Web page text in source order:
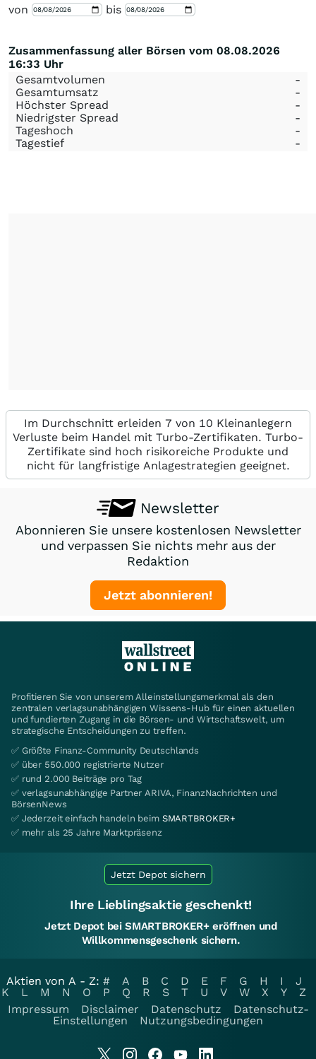
von
bis
Zusammenfassung aller Börsen vom 08.08.2026
16:33 Uhr
Gesamtvolumen
-
Gesamtumsatz
-
Höchster Spread
-
Niedrigster Spread
-
Tageshoch
-
Tagestief
-
Im Durchschnitt erleiden 7 von 10 Kleinanlegern
Verluste beim Handel mit Turbo-Zertifikaten. Turbo-
Zertifikate sind hoch risikoreiche Produkte und
nicht für langfristige Anlagestrategien geeignet.
Newsletter
Abonnieren Sie unsere kostenlosen Newsletter
und verpassen Sie nichts mehr aus der
Redaktion
Jetzt abonnieren!
Profitieren Sie von unserem Alleinstellungsmerkmal als den
zentralen verlagsunabhängigen Wissens-Hub für einen aktuellen
und fundierten Zugang in die Börsen- und Wirtschaftswelt, um
strategische Entscheidungen zu treffen.
✅ Größte Finanz-Community Deutschlands
✅ über 550.000 registrierte Nutzer
✅ rund 2.000 Beiträge pro Tag
✅ verlagsunabhängige Partner ARIVA, FinanzNachrichten und
BörsenNews
✅ Jederzeit einfach handeln beim SMARTBROKER+
✅ mehr als 25 Jahre Marktpräsenz
Jetzt Depot sichern
Ihre Lieblingsaktie geschenkt!
Jetzt Depot bei SMARTBROKER+ eröffnen und
Willkommensgeschenk sichern.
Aktien von A - Z: # A B C D E F G H I
J
K
L M N O P Q R S T U V W X Y
Z
Impressum
Disclaimer Datenschutz
Datenschutz-
Einstellungen
Nutzungsbedingungen